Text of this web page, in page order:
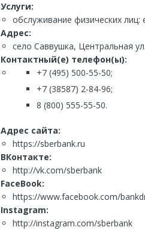
Услуги:
обслуживание физических лиц:
Адрес:
село Саввушка, Центральная
Контактный(е) телефон(ы):
+7 (495) 500-55-50;
+7 (38587) 2-84-96;
8 (800) 555-55-50.
Адрес сайта:
https://sberbank.ru
ВКонтакте:
http://vk.com/sberbank
FaceBook:
https://www.facebook.com/
Instagram:
http://instagram.com/sberbank